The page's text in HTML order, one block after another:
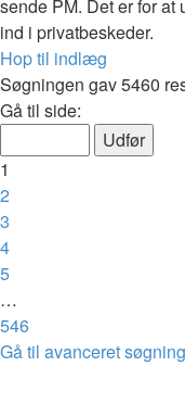
sende PM. Det er for
ind i privatbeskeder.
Hop til indlæg
Søgningen gav 5460
Side
af
546
Gå til side:
1
2
3
4
5
…
546
Næste
Gå til avanceret søgning